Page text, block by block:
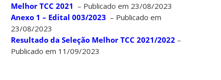
Melhor TCC 2021 – Publicado em 23/08/2023
Anexo 1 – Edital 003/2023 – Publicado em
23/08/2023
Resultado da Seleção Melhor TCC 2021/2022 –
Publicado em 11/09/2023